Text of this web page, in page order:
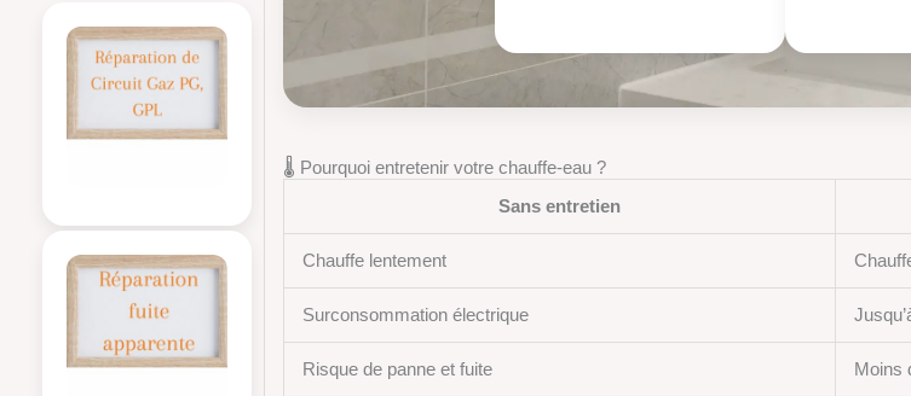
🌡️ Pourquoi entretenir votre chauffe-eau ?
Sans entretien
Chauffe lentement
Surconsommation électrique
Risque de panne et fuite Moins